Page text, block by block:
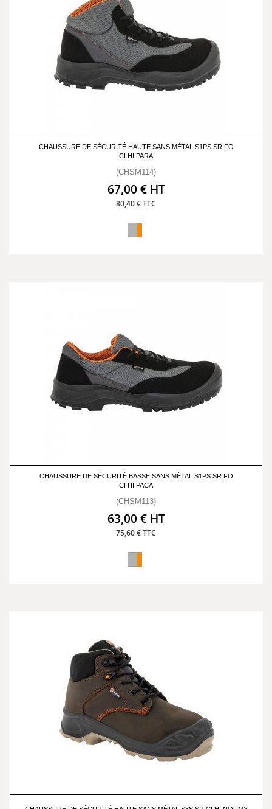
CHAUSSURE DE SÉCURITÉ HAUTE SANS MÉTAL S1PS SR FO
CI HI PARA
(CHSM114)
67,00 € HT
80,40 € TTC
CHAUSSURE DE SÉCURITÉ BASSE SANS MÉTAL S1PS SR FO
CI HI PACA
(CHSM113)
63,00 € HT
75,60 € TTC